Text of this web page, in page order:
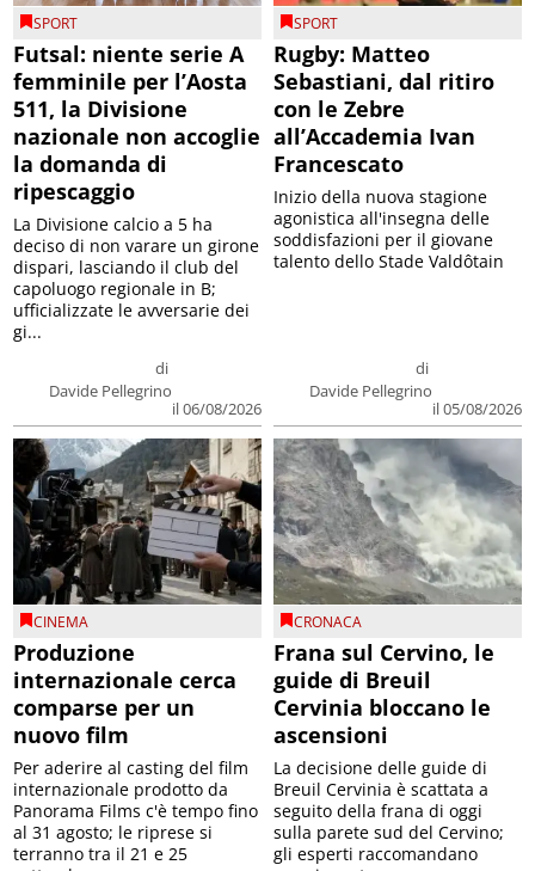
SPORT
Futsal: niente serie A
femminile per l’Aosta
511, la Divisione
nazionale non accoglie
la domanda di
ripescaggio
di
Davide Pellegrino
il 06/08/2026
La Divisione calcio a 5 ha
deciso di non varare un girone
dispari, lasciando il club del
capoluogo regionale in B;
ufficializzate le avversarie dei
gi...
SPORT
Rugby: Matteo
Sebastiani, dal ritiro
con le Zebre
all’Accademia Ivan
Francescato
di
Davide Pellegrino
il 05/08/2026
Inizio della nuova stagione
agonistica all'insegna delle
soddisfazioni per il giovane
talento dello Stade Valdôtain
CINEMA
Produzione
internazionale cerca
comparse per un
nuovo film
Per aderire al casting del film
internazionale prodotto da
Panorama Films c'è tempo fino
al 31 agosto; le riprese si
terranno tra il 21 e 25
CRONACA
Frana sul Cervino, le
guide di Breuil
Cervinia bloccano le
ascensioni
La decisione delle guide di
Breuil Cervinia è scattata a
seguito della frana di oggi
sulla parete sud del Cervino;
gli esperti raccomandano